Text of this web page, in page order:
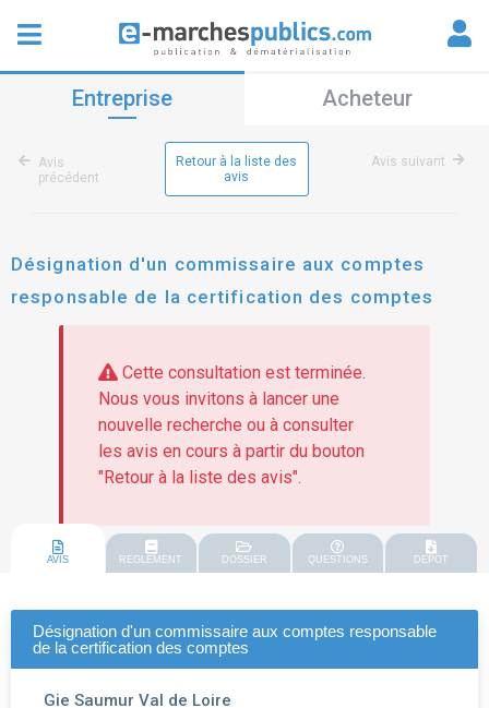
Entreprise Acheteur
Avis
précédent
Retour à la liste des
avis
Avis suivant
Désignation d'un commissaire aux comptes
responsable de la certification des comptes
Cette consultation est terminée.
Nous vous invitons à lancer une
nouvelle recherche ou à consulter
les avis en cours à partir du bouton
"Retour à la liste des avis".
AVIS REGLEMENT DOSSIER QUESTIONS DEPOT
Désignation d'un commissaire aux comptes responsable
de la certification des comptes
Gie Saumur Val de Loire